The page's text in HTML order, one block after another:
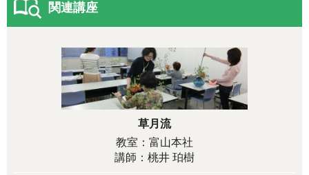
関連講座
草月流
教室：富山本社
講師：桃井 珀樹